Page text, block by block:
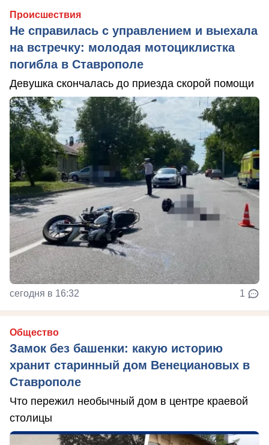
Происшествия
Не справилась с управлением и выехала
на встречку: молодая мотоциклистка
погибла в Ставрополе
Девушка скончалась до приезда скорой помощи
сегодня в 16:32 1
Общество
Замок без башенки: какую историю
хранит старинный дом Венециановых в
Ставрополе
Что пережил необычный дом в центре краевой
столицы